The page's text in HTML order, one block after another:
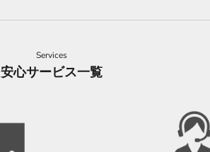
Services
安心サービス一覧